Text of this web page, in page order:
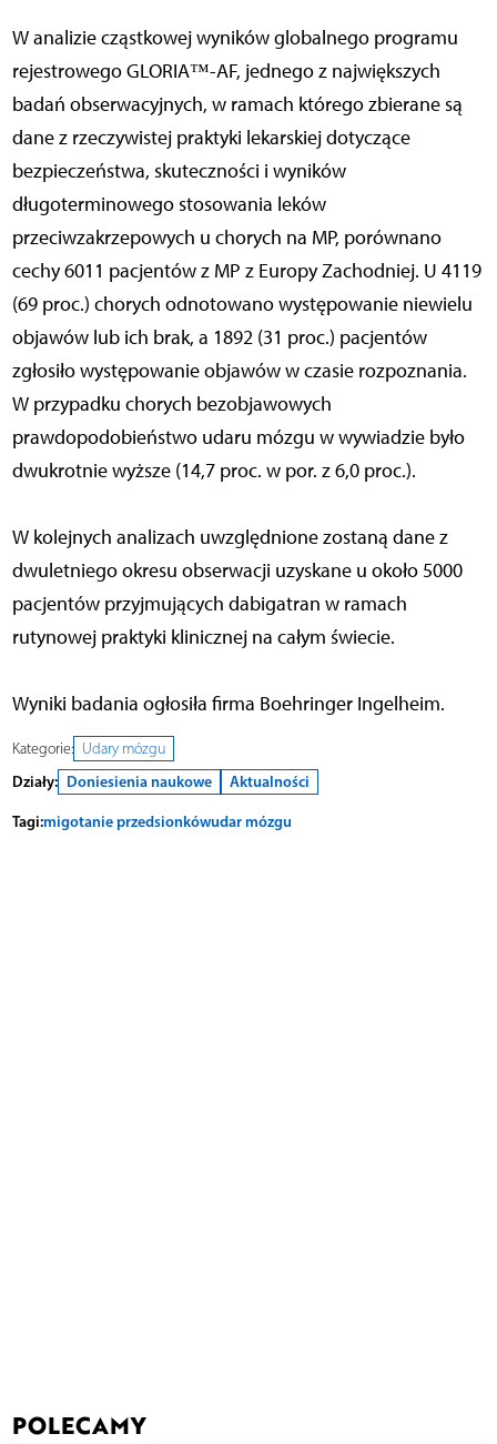
W analizie cząstkowej wyników globalnego programu
rejestrowego GLORIA™-AF, jednego z największych
badań obserwacyjnych, w ramach którego zbierane są
dane z rzeczywistej praktyki lekarskiej dotyczące
bezpieczeństwa, skuteczności i wyników
długoterminowego stosowania leków
przeciwzakrzepowych u chorych na MP, porównano
cechy 6011 pacjentów z MP z Europy Zachodniej. U 4119
(69 proc.) chorych odnotowano występowanie niewielu
objawów lub ich brak, a 1892 (31 proc.) pacjentów
zgłosiło występowanie objawów w czasie rozpoznania.
W przypadku chorych bezobjawowych
prawdopodobieństwo udaru mózgu w wywiadzie było
dwukrotnie wyższe (14,7 proc. w por. z 6,0 proc.).
W kolejnych analizach uwzględnione zostaną dane z
dwuletniego okresu obserwacji uzyskane u około 5000
pacjentów przyjmujących dabigatran w ramach
rutynowej praktyki klinicznej na całym świecie.
Wyniki badania ogłosiła firma Boehringer Ingelheim.
Kategorie: Udary mózgu
Działy: Doniesienia naukowe
Aktualności
Tagi:migotanie przedsionkówudar mózgu
POLECAMY